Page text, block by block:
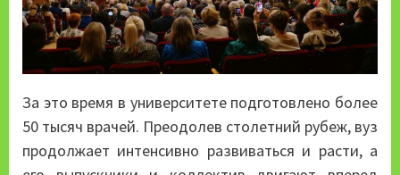
За это время в университете подготовлено более
50 тысяч врачей. Преодолев столетний рубеж, вуз
продолжает интенсивно развиваться и расти, а